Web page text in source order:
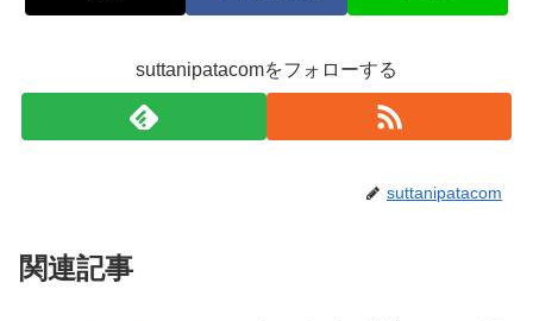
suttanipatacomをフォローする
suttanipatacom
関連記事